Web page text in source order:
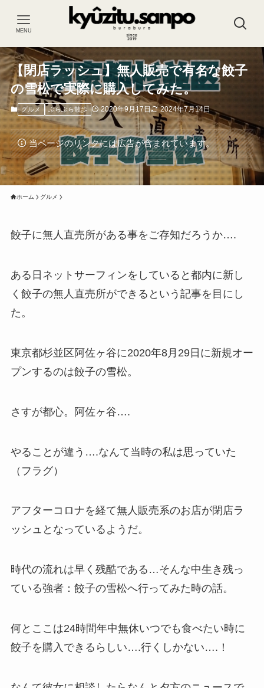
MENU
【閉店ラッシュ】無人販売で有名な餃子
の雪松で実際に購入してみた。
グルメ ぶらぶら散歩 2020年9月17日 2024年7月14日
当ページのリンクには広告が含まれています。
ホーム グルメ
餃子に無人直売所がある事をご存知だろうか….
ある日ネットサーフィンをしていると都内に新し
く餃子の無人直売所ができるという記事を目にし
た。
東京都杉並区阿佐ヶ谷に2020年8月29日に新規オー
プンするのは餃子の雪松。
さすが都心。阿佐ヶ谷….
やることが違う….なんて当時の私は思っていた
（フラグ）
アフターコロナを経て無人販売系のお店が閉店ラ
ッシュとなっているようだ。
時代の流れは早く残酷である…そんな中生き残っ
ている強者：餃子の雪松へ行ってみた時の話。
何とここは24時間年中無休いつでも食べたい時に
餃子を購入できるらしい….行くしかない….！